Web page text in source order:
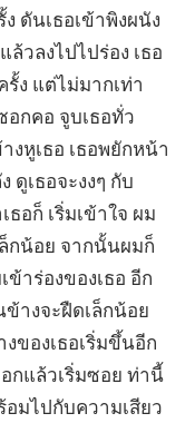
ดันเธอเข้าพิงผนัง
วลงไปไปร่อง เธอ
รั้ง แต่ไม่มากเท่า
กคอ จูบเธอทั่ว
งหูเธอ เธอพยักหน้า
ดูเธอจะงงๆ กับ
อก็ เริ่มเข้าใจ ผม
กน้อย จากนั้นผมก็
าร่องของเธอ อีก
างจะฝืดเล็กน้อย
ของเธอเริ่มขึ้นอีก
กแล้วเริ่มซอย ท่านี้
อมไปกับความเสียว